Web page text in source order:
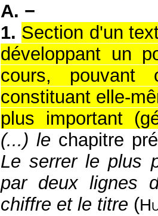
A. −
1. Section d'un
développant un
cours, pouvant
constituant elle-
plus important
(...) le chapitre
Le serrer le plus
par deux lignes
chiffre et le titre (